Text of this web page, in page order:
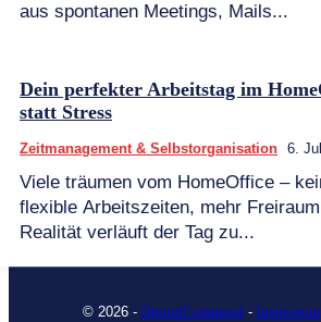
aus spontanen Meetings, Mails...
Dein perfekter Arbeitstag im
statt Stress
Zeitmanagement & Selbstorganisation 6.
Viele träumen vom HomeOffice –
flexible Arbeitszeiten, mehr
Realität verläuft der Tag zu...
© 2026 - DigitalCommand - Impressum